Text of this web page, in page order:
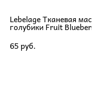
Lebelage Тканевая
голубики Fruit
65 pуб.